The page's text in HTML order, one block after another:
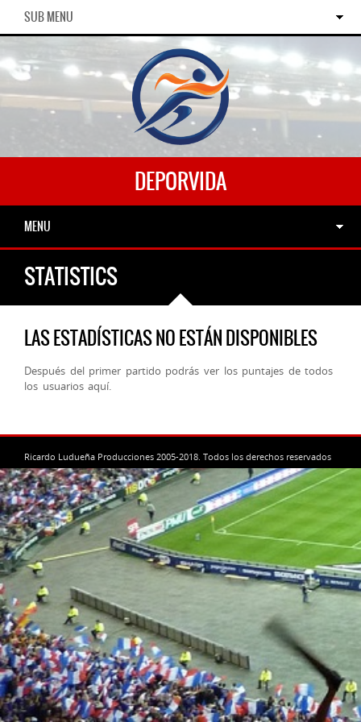
SUB MENU
DEPORVIDA
MENU
STATISTICS
LAS ESTADÍSTICAS NO ESTÁN DISPONIBLES
Después del primer partido podrás ver los puntajes de todos
los usuarios aquí.
Ricardo Ludueña Producciones 2005-2018. Todos los derechos reservados